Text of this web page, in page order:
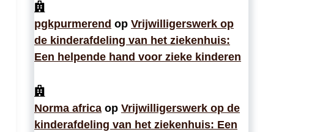
pgkpurmerend op Vrijwilligerswerk op
de kinderafdeling van het ziekenhuis:
Een helpende hand voor zieke kinderen
Norma africa op Vrijwilligerswerk op de
kinderafdeling van het ziekenhuis: Een